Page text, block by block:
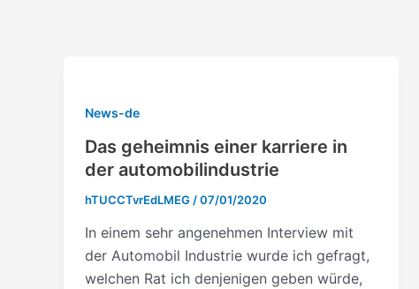
News-de
Das geheimnis einer karriere in
der automobilindustrie
hTUCCTvrEdLMEG /07/01/2020
In einem sehr angenehmen Interview mit
der Automobil Industrie wurde ich gefragt,
welchen Rat ich denjenigen geben würde,